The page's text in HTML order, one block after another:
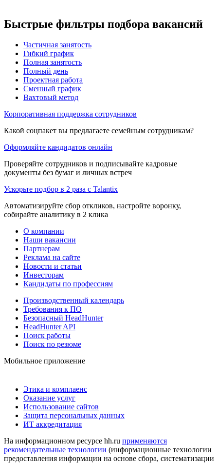
Быстрые фильтры подбора вакансий
Частичная занятость
Гибкий график
Полная занятость
Полный день
Проектная работа
Сменный график
Вахтовый метод
Корпоративная поддержка сотрудников
Какой соцпакет вы предлагаете семейным сотрудникам?
Оформляйте кандидатов онлайн
Проверяйте сотрудников и подписывайте кадровые
документы без бумаг и личных встреч
Ускорьте подбор в 2 раза с Talantix
Автоматизируйте сбор откликов, настройте воронку,
собирайте аналитику в 2 клика
О компании
Наши вакансии
Партнерам
Реклама на сайте
Новости и статьи
Инвесторам
Кандидаты по профессиям
Производственный календарь
Требования к ПО
Безопасный HeadHunter
HeadHunter API
Поиск работы
Поиск по резюме
Мобильное приложение
Этика и комплаенс
Оказание услуг
Использование сайтов
Защита персональных данных
ИТ аккредитация
На информационном ресурсе hh.ru применяются
рекомендательные технологии (информационные технологии
предоставления информации на основе сбора, систематизации